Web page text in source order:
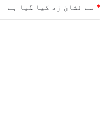
* سے نشان زد کیا گیا ہے